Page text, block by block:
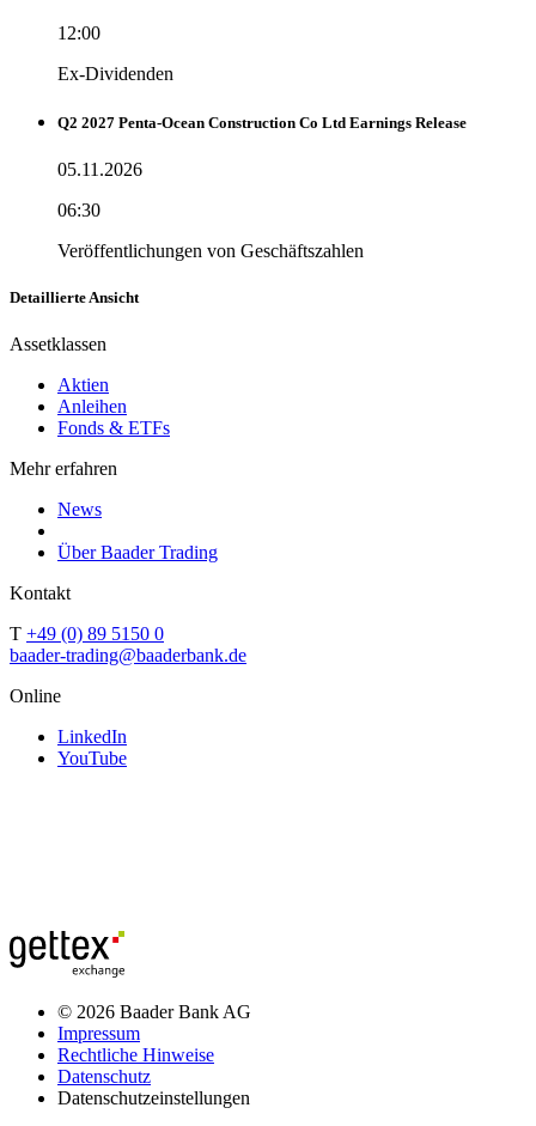
12:00
Ex-Dividenden
Q2 2027 Penta-Ocean Construction Co Ltd Earnings Release
05.11.2026
06:30
Veröffentlichungen von Geschäftszahlen
Detaillierte Ansicht
Assetklassen
Aktien
Anleihen
Fonds & ETFs
Mehr erfahren
News
Über Baader Trading
Kontakt
T +49 (0) 89 5150 0
baader-trading@baaderbank.de
Online
LinkedIn
YouTube
© 2026 Baader Bank AG
Impressum
Rechtliche Hinweise
Datenschutz
Datenschutzeinstellungen